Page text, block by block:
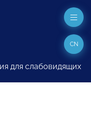
для слабовидящих
CN